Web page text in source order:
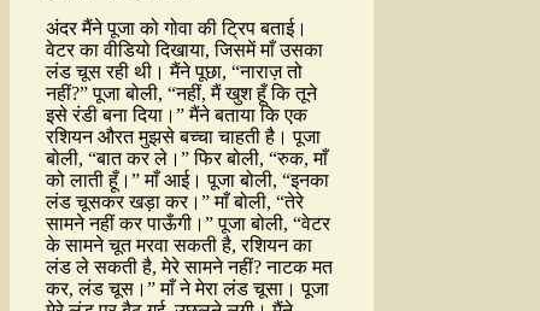
अंदर मैंने पूजा को गोवा की ट्रिप बताई।
वेटर का वीडियो दिखाया, जिसमें माँ उसका
लंड चूस रही थी। मैंने पूछा, “नाराज़ तो
नहीं?” पूजा बोली, “नहीं, मैं खुश हूँ कि तूने
इसे रंडी बना दिया।” मैंने बताया कि एक
रशियन औरत मुझसे बच्चा चाहती है। पूजा
बोली, “बात कर ले।” फिर बोली, “रुक, माँ
को लाती हूँ।” माँ आई। पूजा बोली, “इनका
लंड चूसकर खड़ा कर।” माँ बोली, “तेरे
सामने नहीं कर पाऊँगी।” पूजा बोली, “वेटर
के सामने चूत मरवा सकती है, रशियन का
लंड ले सकती है, मेरे सामने नहीं? नाटक मत
कर, लंड चूस।” माँ ने मेरा लंड चूसा। पूजा